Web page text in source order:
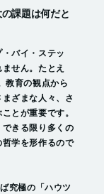
課題は何だと
・バイ・ステッ
せん。たとえ
教育の観点から
ざまな人々、さ
とが重要です。
きる限り多くの
学を形作るので
究極の「ハウツ